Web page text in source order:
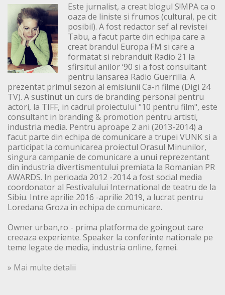
Este jurnalist, a creat blogul S!MPA ca o
oaza de liniste si frumos (cultural, pe cit
posibil). A fost redactor sef al revistei
Tabu, a facut parte din echipa care a
creat brandul Europa FM si care a
formatat si rebranduit Radio 21 la
sfirsitul anilor ‘90 si a fost consultant
pentru lansarea Radio Guerrilla. A
prezentat primul sezon al emisiunii Ca-n filme (Digi 24
TV). A sustinut un curs de branding personal pentru
actori, la TIFF, in cadrul proiectului "10 pentru film", este
consultant in branding & promotion pentru artisti,
industria media. Pentru aproape 2 ani (2013-2014) a
facut parte din echipa de comunicare a trupei VUNK si a
participat la comunicarea proiectul Orasul Minunilor,
singura campanie de comunicare a unui reprezentant
din industria divertismentului premiata la Romanian PR
AWARDS. In perioada 2012 -2014 a fost social media
coordonator al Festivalului International de teatru de la
Sibiu. Intre aprilie 2016 -aprilie 2019, a lucrat pentru
Loredana Groza in echipa de comunicare.
Owner urban,ro - prima platforma de goingout care
creeaza experiente. Speaker la conferinte nationale pe
teme legate de media, industria online, femei.
» Mai multe detalii